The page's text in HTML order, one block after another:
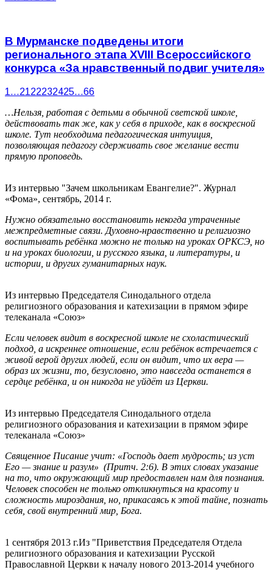
В Мурманcке подведены итоги
регионального этапа XVIII Всероссийского
конкурса «За нравственный подвиг учителя»
1…2122232425…66
…Нельзя, работая с детьми в обычной светской школе,
действовать так же, как у себя в приходе, как в воскресной
школе. Тут необходима педагогическая интуиция,
позволяющая педагогу сдерживать свое желание вести
прямую проповедь.
Из интервью "Зачем школьникам Евангелие?". Журнал
«Фома», сентябрь, 2014 г.
Нужно обязательно восстановить некогда утраченные
межпредметные связи. Духовно-нравственно и религиозно
воспитывать ребёнка можно не только на уроках ОРКСЭ, но
и на уроках биологии, и русского языка, и литературы, и
истории, и других гуманитарных наук.
Из интервью Председателя Синодального отдела
религиозного образования и катехизации в прямом эфире
телеканала «Союз»
Если человек видит в воскресной школе не схоластический
подход, а искреннее отношение, если ребёнок встречается с
живой верой других людей, если он видит, что их вера —
образ их жизни, то, безусловно, это навсегда останется в
сердце ребёнка, и он никогда не уйдёт из Церкви.
Из интервью Председателя Синодального отдела
религиозного образования и катехизации в прямом эфире
телеканала «Союз»
Священное Писание учит: «Господь дает мудрость; из уст
Его — знание и разум» (Притч. 2:6). В этих словах указание
на то, что окружающий мир предоставлен нам для познания.
Человек способен не только откликнуться на красоту и
сложность мироздания, но, прикасаясь к этой тайне, познать
себя, свой внутренний мир, Бога.
1 сентября 2013 г.Из "Приветствия Председателя Отдела
религиозного образования и катехизации Русской
Православной Церкви к началу нового 2013-2014 учебного